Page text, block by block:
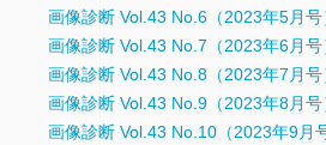
画像診断 Vol.43 No.6（2023年5月号
画像診断 Vol.43 No.7（2023年6月号
画像診断 Vol.43 No.8（2023年7月号
画像診断 Vol.43 No.9（2023年8月号
画像診断 Vol.43 No.10（2023年9月号